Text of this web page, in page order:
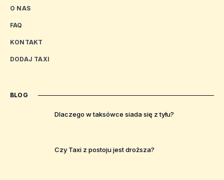
O NAS
FAQ
KONTAKT
DODAJ TAXI
BLOG
Dlaczego w taksówce siada się z tyłu?
Czy Taxi z postoju jest droższa?